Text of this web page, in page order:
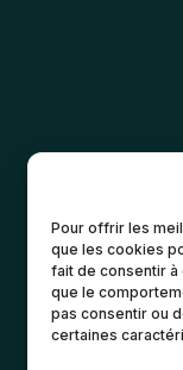
Pour offrir les
que les cookies
fait de consentir
que le
pas consentir ou
certaines